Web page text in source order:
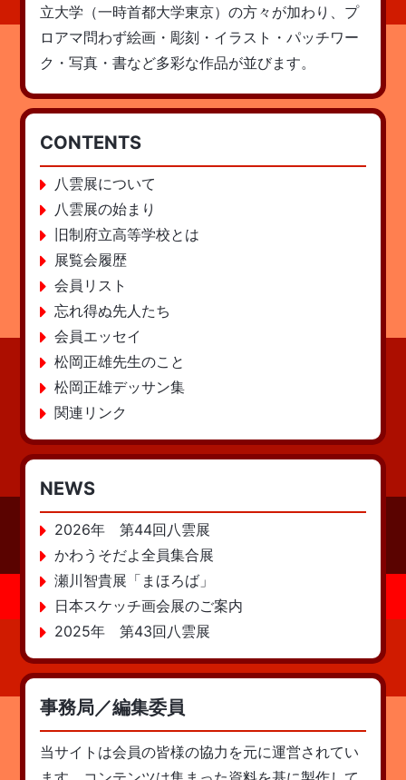
立大学（一時首都大学東京）の方々が加わり、プ
ロアマ問わず絵画・彫刻・イラスト・パッチワー
ク・写真・書など多彩な作品が並びます。
CONTENTS
八雲展について
八雲展の始まり
旧制府立高等学校とは
展覧会履歴
会員リスト
忘れ得ぬ先人たち
会員エッセイ
松岡正雄先生のこと
松岡正雄デッサン集
関連リンク
NEWS
2026年 第44回八雲展
かわうそだよ全員集合展
瀬川智貴展「まほろば」
日本スケッチ画会展のご案内
2025年 第43回八雲展
事務局／編集委員
当サイトは会員の皆様の協力を元に運営されてい